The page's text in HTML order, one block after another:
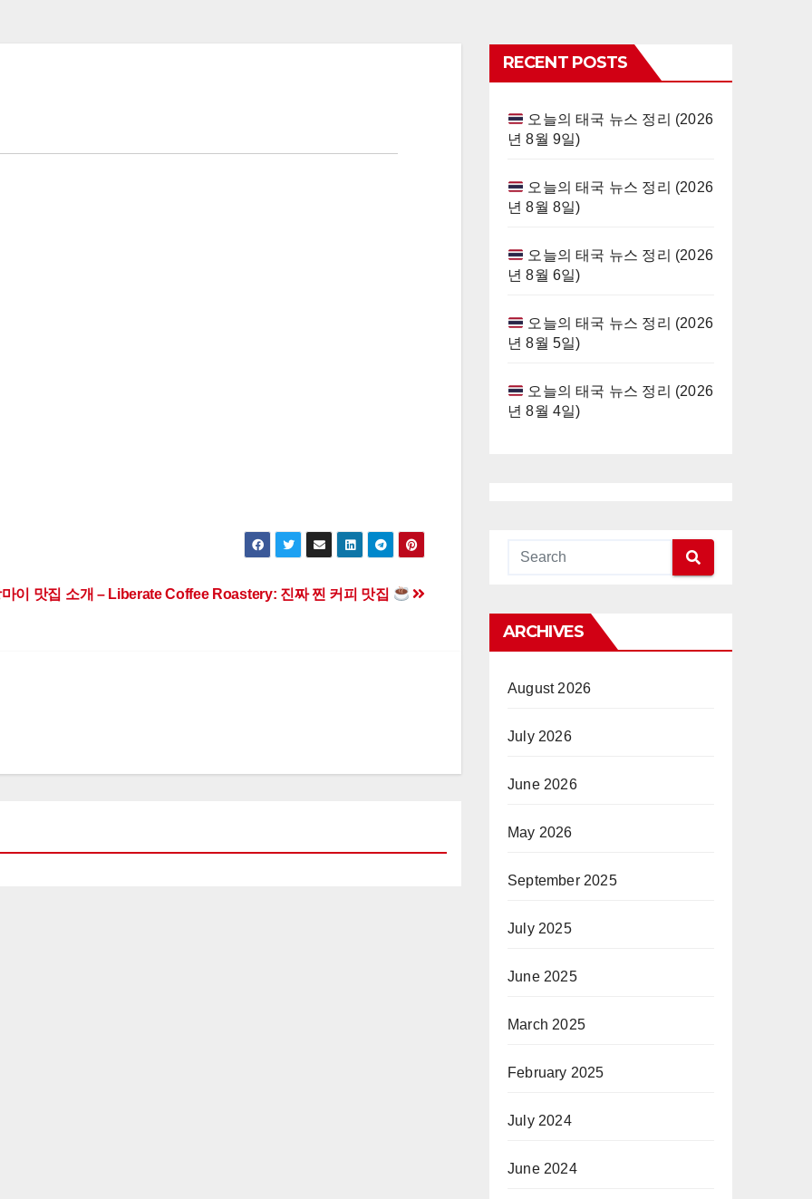
이 맛집 소개 – Liberate Coffee Roastery: 진짜 찐 커피 맛집
RECENT POSTS
오늘의 태국 뉴스 정리 (2026
년 8월 9일)
오늘의 태국 뉴스 정리 (2026
년 8월 8일)
오늘의 태국 뉴스 정리 (2026
년 8월 6일)
오늘의 태국 뉴스 정리 (2026
년 8월 5일)
오늘의 태국 뉴스 정리 (2026
년 8월 4일)
ARCHIVES
August 2026
July 2026
June 2026
May 2026
September 2025
July 2025
June 2025
March 2025
February 2025
July 2024
June 2024